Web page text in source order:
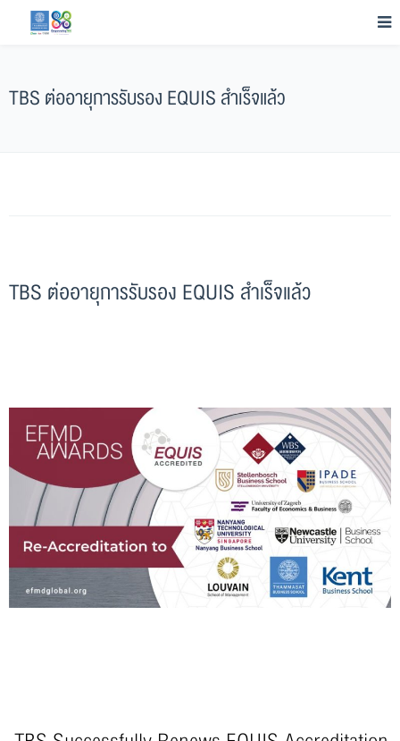
TBS ต่ออายุการรับรอง EQUIS สําเร็จแล้ว
TBS ต่ออายุการรับรอง EQUIS สําเร็จแล้ว